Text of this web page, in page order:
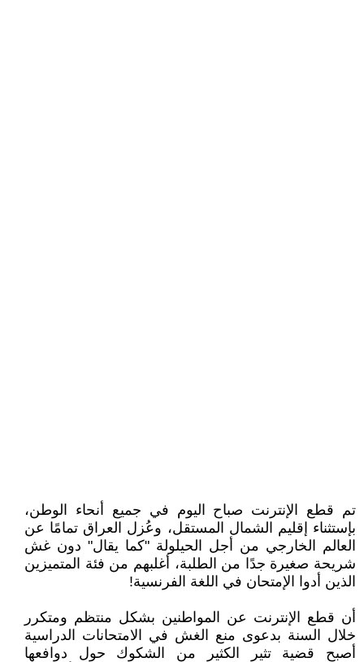
تم قطع الإنترنت صباح اليوم في جميع أنحاء الوطن،
بإستثناء إقليم الشمال المستقل، وعُزل العراق تمامًا عن
العالم الخارجي من أجل الحيلولة "كما يقال" دون غش
شريحة صغيرة جدًا من الطلبة، أغلبهم من فئة المتميزين
الذين أدوا الإمتحان في اللغة الفرنسية!
أن قطع الإنترنت عن المواطنين بشكل منتظم ومتكرر
خلال السنة بدعوى منع الغش في الامتحانات الدراسية
أصبح قضية تثير الكثير من الشكوك حول دوافعها